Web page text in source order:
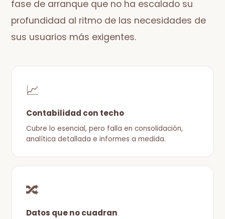
fase de arranque que no ha escalado su
profundidad al ritmo de las necesidades de
sus usuarios más exigentes.
📈
Contabilidad con techo
Cubre lo esencial, pero falla en consolidación,
analítica detallada e informes a medida.
🔀
Datos que no cuadran